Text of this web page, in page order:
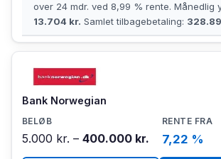
over 24 mdr. ved 8,99 % rente. Månedlig
13.704 kr. Samlet tilbagebetaling:
Bank Norwegian
5.000 kr. – 400.000 kr. 7,22 %